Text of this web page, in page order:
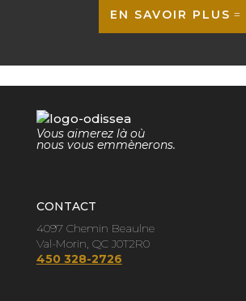
EN SAVOIR PLUS
Vous aimerez là où
nous vous emmènerons.
CONTACT
4097 Chemin Beaulne
Val-Morin, QC J0T2R0
450 328-2726